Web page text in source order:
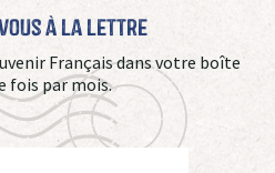
à La Lettre
Français dans votre boîte
fois par mois.